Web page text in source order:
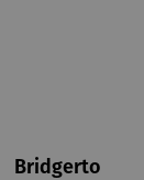
Bridgerto